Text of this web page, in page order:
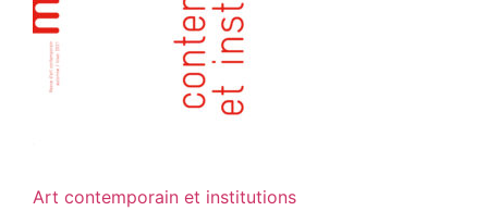
Art contemporain et institutions